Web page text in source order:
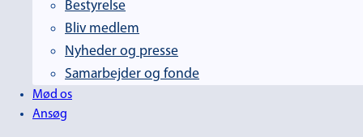
Bestyrelse
Bliv medlem
Nyheder og presse
Samarbejder og fonde
Mød os
Ansøg